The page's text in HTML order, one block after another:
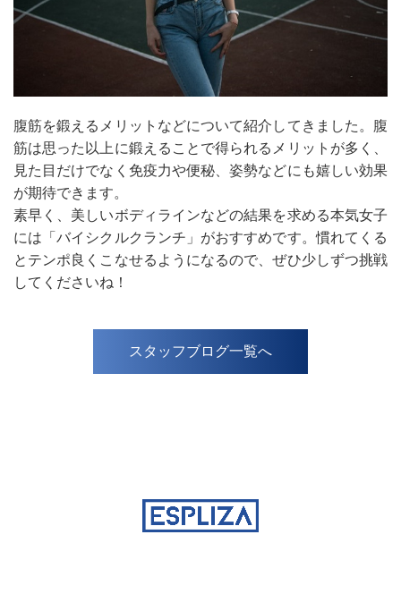
腹筋を鍛えるメリットなどについて紹介してきました。腹
筋は思った以上に鍛えることで得られるメリットが多く、
見た目だけでなく免疫力や便秘、姿勢などにも嬉しい効果
が期待できます。
素早く、美しいボディラインなどの結果を求める本気女子
には「バイシクルクランチ」がおすすめです。慣れてくる
とテンポ良くこなせるようになるので、ぜひ少しずつ挑戦
してくださいね！
スタッフブログ一覧へ